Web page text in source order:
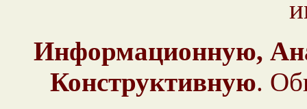
Информационную,
Конструктивную.